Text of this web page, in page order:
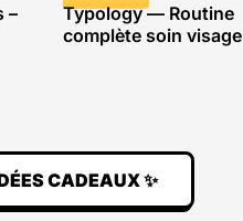
–
Typology — Routine
complète soin visage
CADEAUX ✨